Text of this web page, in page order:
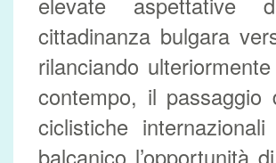
cittadinanza bulgara
rilanciando
contempo, il passaggio
ciclistiche
balcanico l’opportunità